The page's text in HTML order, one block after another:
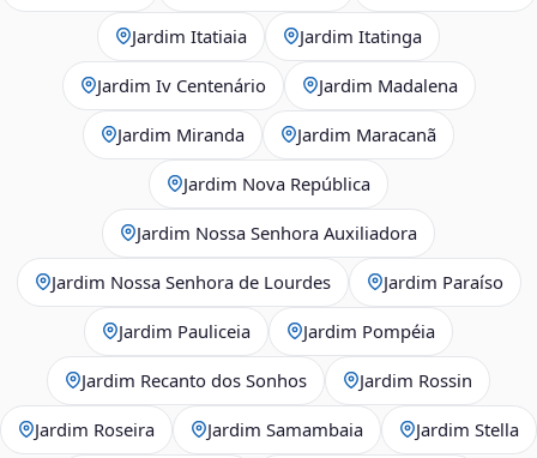
Jardim Itatiaia Jardim Itatinga
Jardim Iv Centenário Jardim Madalena
Jardim Miranda Jardim Maracanã
Jardim Nova República
Jardim Nossa Senhora Auxiliadora
Jardim Nossa Senhora de Lourdes Jardim Paraíso
Jardim Pauliceia Jardim Pompéia
Jardim Recanto dos Sonhos Jardim Rossin
Jardim Roseira Jardim Samambaia Jardim Stella